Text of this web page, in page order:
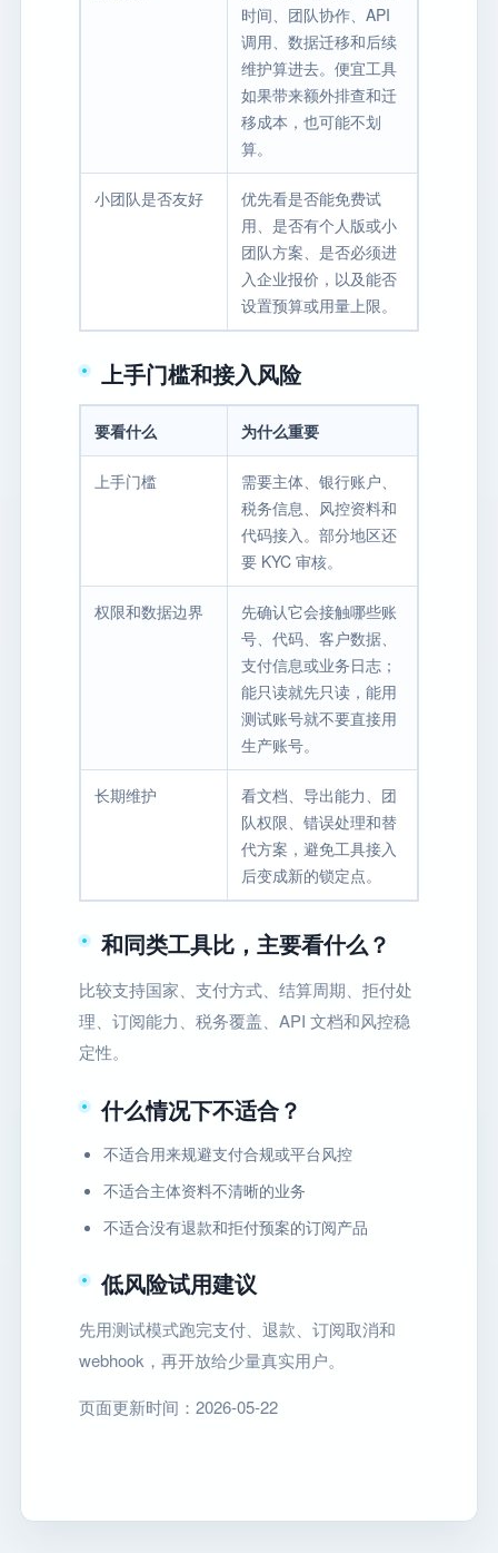
时间、团队协作、API
调用、数据迁移和后续
维护算进去。便宜工具
如果带来额外排查和迁
移成本，也可能不划
算。
小团队是否友好
优先看是否能免费试
用、是否有个人版或小
团队方案、是否必须进
入企业报价，以及能否
设置预算或用量上限。
上手门槛和接入风险
要看什么 为什么重要
上手门槛
需要主体、银行账户、
税务信息、风控资料和
代码接入。部分地区还
要 KYC 审核。
权限和数据边界
先确认它会接触哪些账
号、代码、客户数据、
支付信息或业务日志；
能只读就先只读，能用
测试账号就不要直接用
生产账号。
长期维护
看文档、导出能力、团
队权限、错误处理和替
代方案，避免工具接入
后变成新的锁定点。
和同类工具比，主要看什么？
比较支持国家、支付方式、结算周期、拒付处
理、订阅能力、税务覆盖、API 文档和风控稳
定性。
什么情况下不适合？
不适合用来规避支付合规或平台风控
不适合主体资料不清晰的业务
不适合没有退款和拒付预案的订阅产品
低风险试用建议
先用测试模式跑完支付、退款、订阅取消和
webhook，再开放给少量真实用户。
页面更新时间：2026-05-22